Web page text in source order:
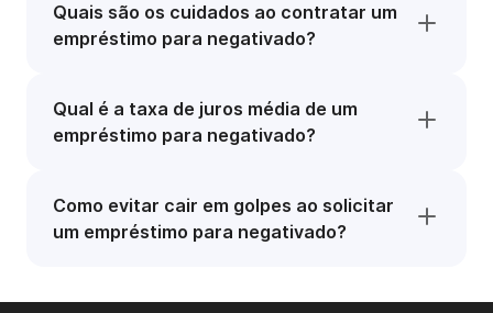
Quais são os cuidados ao contratar um
empréstimo para negativado?
Qual é a taxa de juros média de um
empréstimo para negativado?
Como evitar cair em golpes ao solicitar
um empréstimo para negativado?